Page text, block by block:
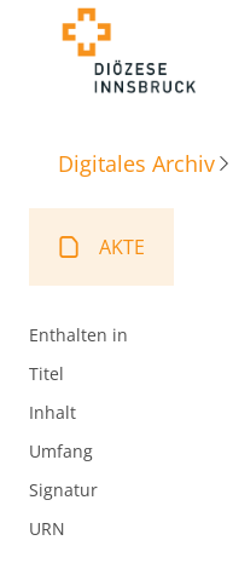
Digitales Archiv
AKTE
Enthalten in
Titel
Inhalt
Umfang
Signatur
URN